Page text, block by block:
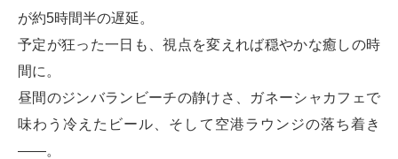
が約5時間半の遅延。
予定が狂った一日も、視点を変えれば穏やかな癒しの時
間に。
昼間のジンバランビーチの静けさ、ガネーシャカフェで
味わう冷えたビール、そして空港ラウンジの落ち着き
――。